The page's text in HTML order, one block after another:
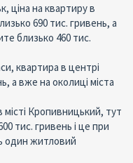
ціна на квартиру в
690 тис. гривень, а
близько 460 тис.
квартира в центрі
а вже на околиці міста
Кропивницький, тут
тис. гривень і це при
один житловий